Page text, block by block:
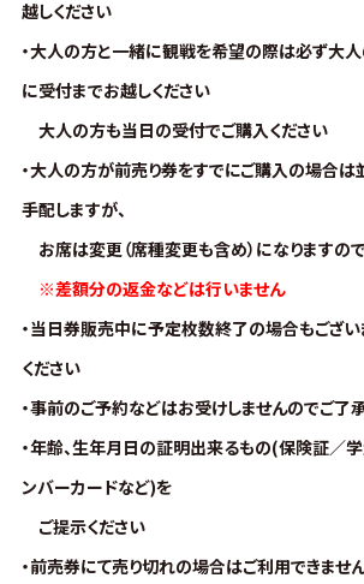
越しください
・大人の方と一緒に観戦を希望の際は必ず大
に受付までお越しください
大人の方も当日の受付でご購入ください
・大人の方が前売り券をすでにご購入の場合は
手配しますが、
お席は変更（席種変更も含め）になりますの
※差額分の返金などは行いません
・当日券販売中に予定枚数終了の場合もござ
ください
・事前のご予約などはお受けしませんのでご了
・年齢、生年月日の証明出来るもの(保険証／
ンバーカードなど)を
ご提示ください
・前売券にて売り切れの場合はご利用できませ